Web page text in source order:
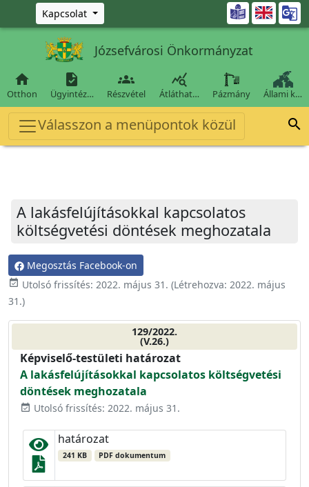
Ugrás a fő tartalomra
Kapcsolat 
Józsefvárosi Önkormányzat

Otthon

Ügyintéz…

Részvétel

Átláthat… Pázmány Állami k…
Válasszon a menüpontok közül 
A lakásfelújításokkal kapcsolatos
költségvetési döntések meghozatala
Megosztás Facebook-on
event_available Utolsó frissítés: 2022. május 31. (Létrehozva: 2022. május
31.)
129/2022.
(V.26.)
Képviselő-testületi határozat
A lakásfelújításokkal kapcsolatos költségvetési
döntések meghozatala
event_available Utolsó frissítés: 2022. május 31.
határozat
241 KB PDF dokumentum